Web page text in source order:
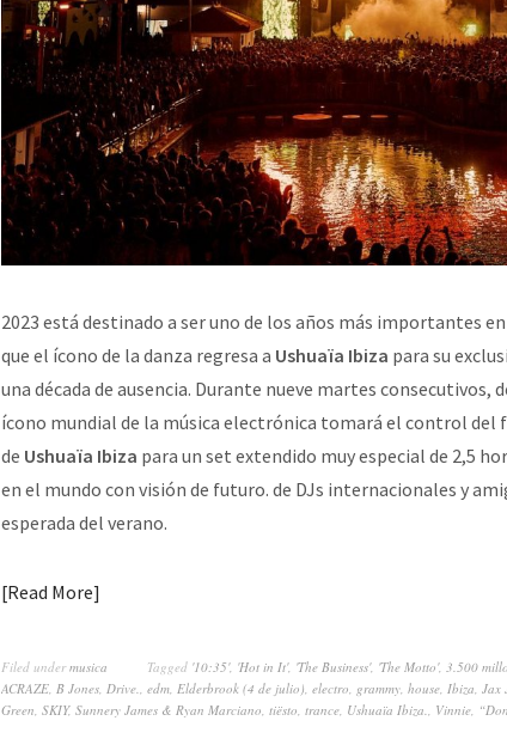
2023 está destinado a ser uno de los años más importantes
que el ícono de la danza regresa a Ushuaïa Ibiza para su
una década de ausencia. Durante nueve martes consecutivos,
ícono mundial de la música electrónica tomará el control del
de Ushuaïa Ibiza para un set extendido muy especial de 2,5
en el mundo con visión de futuro. de DJs internacionales y
esperada del verano.
Read More
Filed undermusica Tagged '10:35', 'Hot in It', 'The Business', 'The Motto', 3.500
ACRAZE B Jones Drive. edm Elderbrook (4 de julio) electro grammy house Ibiza Jax
Green SKIY, Sunnery James & Ryan Marciano tiësto trance Ushuaïa Ibiza. Vinnie